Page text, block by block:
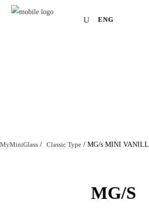
ENG
MyMiniGlass / Classic Type / MG/s MINI
MG/S